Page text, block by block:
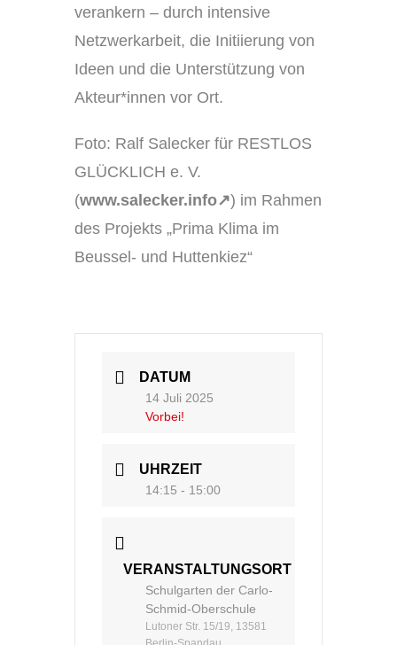
verankern – durch intensive
Netzwerkarbeit, die Initiierung von
Ideen und die Unterstützung von
Akteur*innen vor Ort.
Foto: Ralf Salecker für RESTLOS
GLÜCKLICH e. V.
(www.salecker.info↗) im Rahmen
des Projekts „Prima Klima im
Beussel- und Huttenkiez“
DATUM
14 Juli 2025
Vorbei!
UHRZEIT
14:15 - 15:00
VERANSTALTUNGSORT
Schulgarten der Carlo-
Schmid-Oberschule
Lutoner Str. 15/19, 13581